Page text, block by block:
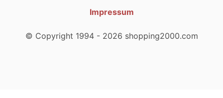
Impressum
© Copyright 1994 - 2026 shopping2000.com